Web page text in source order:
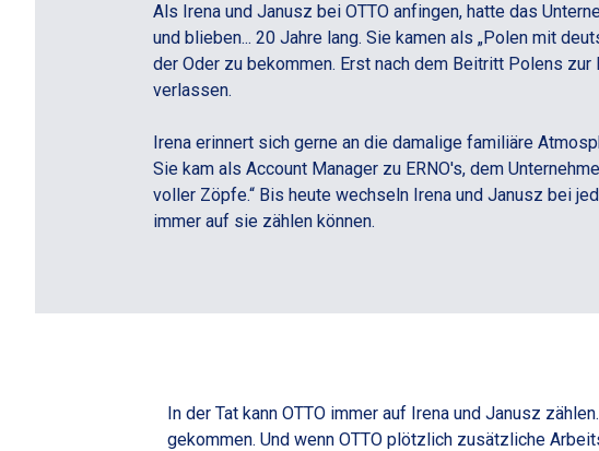
Als Irena und Janusz bei OTTO anfingen, hatte das
und blieben... 20 Jahre lang. Sie kamen als „Polen mit
der Oder zu bekommen. Erst nach dem Beitritt Polens
verlassen.
Irena erinnert sich gerne an die damalige familiäre
Sie kam als Account Manager zu ERNO's, dem
voller Zöpfe.“ Bis heute wechseln Irena und Janusz bei
immer auf sie zählen können.
In der Tat kann OTTO immer auf Irena und Janusz
gekommen. Und wenn OTTO plötzlich zusätzliche